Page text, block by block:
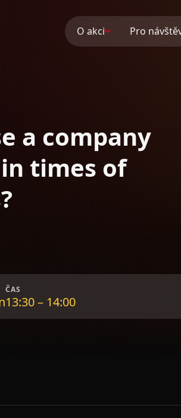
O akci Pro
a company
times of
ČAS
13:30 – 14:00